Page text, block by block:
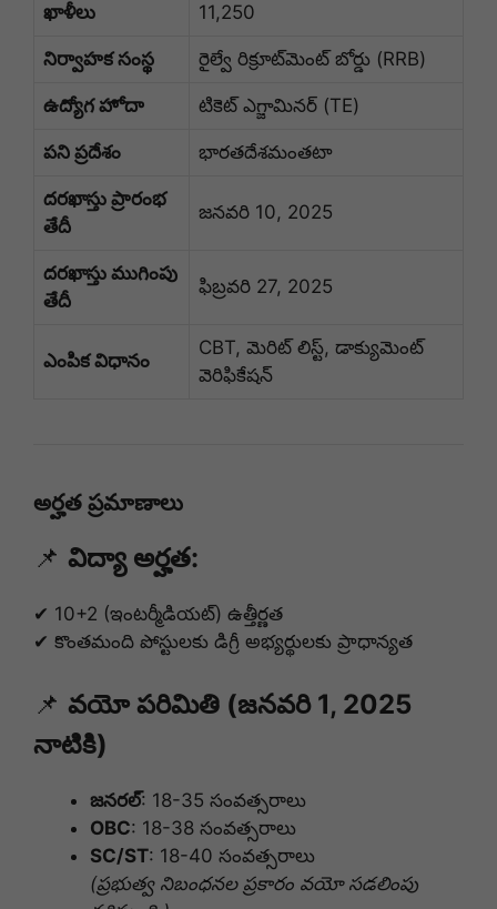
ఖాళీలు 11,250
నిర్వాహక సంస్థ రైల్వే రిక్రూట్‌మెంట్ బోర్డు (RRB)
ఉద్యోగ హోదా టికెట్ ఎగ్జామినర్ (TE)
పని ప్రదేశం భారతదేశమంతటా
దరఖాస్తు ప్రారంభ
తేదీ
జనవరి 10, 2025
దరఖాస్తు ముగింపు
తేదీ
ఫిబ్రవరి 27, 2025
ఎంపిక విధానం
CBT, మెరిట్ లిస్ట్, డాక్యుమెంట్
వెరిఫికేషన్
అర్హత ప్రమాణాలు
📌 విద్యా అర్హత:
✔ 10+2 (ఇంటర్మీడియట్) ఉత్తీర్ణత
✔ కొంతమంది పోస్టులకు డిగ్రీ అభ్యర్థులకు ప్రాధాన్యత
📌 వయో పరిమితి (జనవరి 1, 2025
నాటికి)
జనరల్: 18-35 సంవత్సరాలు
OBC: 18-38 సంవత్సరాలు
SC/ST: 18-40 సంవత్సరాలు
(ప్రభుత్వ నిబంధనల ప్రకారం వయో సడలింపు